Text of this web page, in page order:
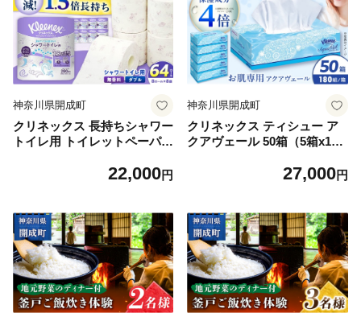
神奈川県開成町
クリネックス 長持ちシャワー
トイレ用 トイレットペーパー
×8パック) 開成町 トイレット
災 エコ 消耗品 生活雑貨 生活
用品 無香料 トイレットペー
パー ダブル といれっとぺー
ぱー トイレ クレシア トイレ
ットペーパー [BDBH002-1]
22,000円
神奈川県開成町
クリネックス ティシュー ア
クアヴェール 50箱（5箱x10
ア株式会社】開成町 ティッシ
てぃっしゅ 備蓄 日用品 プレ
ゼント ギフト [BDAM048]
27,000円